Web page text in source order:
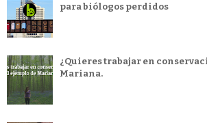
para biólogos perdidos
¿Quieres trabajar en
Mariana.